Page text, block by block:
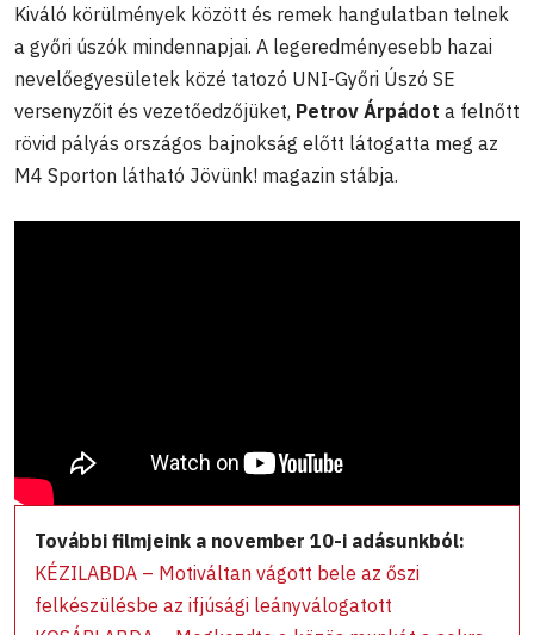
Kiváló körülmények között és remek hangulatban telnek
a győri úszók mindennapjai. A legeredményesebb hazai
nevelőegyesületek közé tatozó UNI-Győri Úszó SE
versenyzőit és vezetőedzőjüket, Petrov Árpádot a felnőtt
rövid pályás országos bajnokság előtt látogatta meg az
M4 Sporton látható Jövünk! magazin stábja.
További filmjeink a november 10-i adásunkból:
KÉZILABDA – Motiváltan vágott bele az őszi
felkészülésbe az ifjúsági leányválogatott